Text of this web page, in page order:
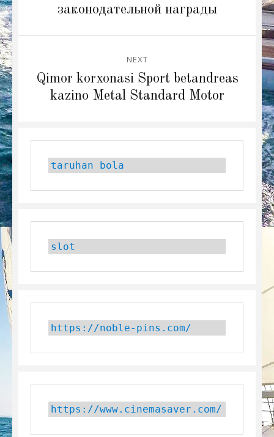
законодательной награды
NEXT
NextQimor korxonasi Sport betandreas
kazino Metal Standard Motor
taruhan bola
slot
https://noble-pins.com/
https://www.cinemasaver.com/